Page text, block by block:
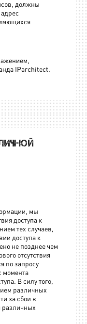
должны
IParchitect.
мы
доступа к
тех случаев,
доступа к
не позднее чем
отсутствия
по запросу
момента
В силу того,
различных
за сбои в
различных